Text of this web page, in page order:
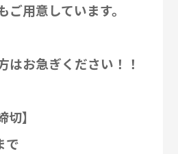
用意しています。
はお急ぎください！！
】
で